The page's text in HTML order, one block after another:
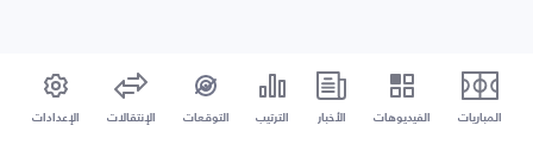
المباريات الفيديوهات الأخبار الترتيب التوقعات الإنتقالات الإعدادات